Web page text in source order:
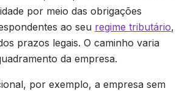
por meio das obrigações
ao seu regime tributário,
prazos legais. O caminho varia
da empresa.
por exemplo, a empresa sem